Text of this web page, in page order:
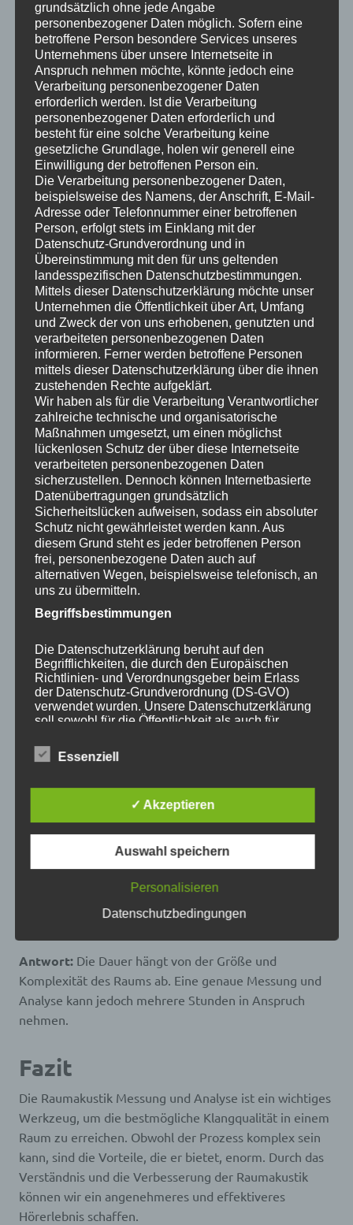
vornehmen, um ein klareres und angenehmeres
Hörerlebnis zu schaffen. Zum Beispiel kann in einem
Aufnahmestudio die Platzierung von
Schalldämmmaterialien auf der Grundlage der
Raumakustikanalyse optimiert werden. In einem
Heimkino kann die Position der Lautsprecher für den
bestmöglichen Klang angepasst werden.
Wie wird eine Raumakustik
Messung und Analyse
durchgeführt?
Die Messung und Analyse der Raumakustik umfasst
mehrere Schritte. Zunächst wird ein spezieller
Lautsprecher, bekannt als Dodekaeder-Lautsprecher, in
dem Raum platziert und ein Schallimpuls ausgesandt.
Dieser Schallimpuls breitet sich im Raum aus und
interagiert mit den verschiedenen Oberflächen.
Mithilfe eines Messmikrofons und spezieller Software
wird die Reaktion des Raums auf den Schallimpuls
aufgezeichnet. Die Software analysiert dann diese
Daten und erstellt ein genaues Bild von der
Raumakustik.
Häufig gestellte Fragen
(FAQs)
Frage: Ist die Raumakustik Messung und Analyse nur
für professionelle Studios relevant?
Antwort:Nein. Jeder Raum, in dem Klang eine Rolle
Analyse profitieren. Das kann ein Heimkino, ein
Klassenzimmer, ein Büro oder sogar ein
Freiluftkonzertplatz sein.
Frage:Wie oft sollte eine Raumakustik Messung und
Antwort:Eine einmalige Messung und Analyse kann
Raumakustik zu verstehen. Allerdings sollten bei
wesentlichen Änderungen am Raum, wie zum Beispiel
dem Hinzufügen oder Entfernen von Möbeln oder dem
Ändern der Raumform, weitere Messungen
durchgeführt werden.
Wie lange dauert eine Raumakustik Messung
Antwort: Die Dauer hängt von der Größe und
Komplexität des Raums ab. Eine genaue Messung und
Analyse kann jedoch mehrere Stunden in Anspruch
nehmen.
Fazit
Die Raumakustik Messung und Analyse ist ein wichtiges
Werkzeug, um die bestmögliche Klangqualität in einem
Raum zu erreichen. Obwohl der Prozess komplex sein
kann, sind die Vorteile, die er bietet, enorm. Durch das
Verständnis und die Verbesserung der Raumakustik
können wir ein angenehmeres und effektiveres
Hörerlebnis schaffen.
grundsätzlich ohne jede Angabe
personenbezogener Daten möglich. Sofern eine
betroffene Person besondere Services unseres
Unternehmens über unsere Internetseite in
Anspruch nehmen möchte, könnte jedoch eine
Verarbeitung personenbezogener Daten
erforderlich werden. Ist die Verarbeitung
personenbezogener Daten erforderlich und
besteht für eine solche Verarbeitung keine
gesetzliche Grundlage, holen wir generell eine
Einwilligung der betroffenen Person ein.
Die Verarbeitung personenbezogener Daten,
beispielsweise des Namens, der Anschrift, E-Mail-
Adresse oder Telefonnummer einer betroffenen
Person, erfolgt stets im Einklang mit der
Datenschutz-Grundverordnung und in
Übereinstimmung mit den für uns geltenden
landesspezifischen Datenschutzbestimmungen.
Mittels dieser Datenschutzerklärung möchte unser
Unternehmen die Öffentlichkeit über Art, Umfang
und Zweck der von uns erhobenen, genutzten und
verarbeiteten personenbezogenen Daten
informieren. Ferner werden betroffene Personen
mittels dieser Datenschutzerklärung über die ihnen
zustehenden Rechte aufgeklärt.
Wir haben als für die Verarbeitung Verantwortlicher
zahlreiche technische und organisatorische
Maßnahmen umgesetzt, um einen möglichst
lückenlosen Schutz der über diese Internetseite
verarbeiteten personenbezogenen Daten
sicherzustellen. Dennoch können Internetbasierte
Datenübertragungen grundsätzlich
Sicherheitslücken aufweisen, sodass ein absoluter
Schutz nicht gewährleistet werden kann. Aus
diesem Grund steht es jeder betroffenen Person
frei, personenbezogene Daten auch auf
alternativen Wegen, beispielsweise telefonisch, an
uns zu übermitteln.
Begriffsbestimmungen
Die Datenschutzerklärung beruht auf den
Begrifflichkeiten, die durch den Europäischen
Richtlinien- und Verordnungsgeber beim Erlass
der Datenschutz-Grundverordnung (DS-GVO)
verwendet wurden. Unsere Datenschutzerklärung
soll sowohl für die Öffentlichkeit als auch für
lesbar und verständlich sein. Um dies zu
gewährleisten, möchten wir vorab die verwendeten
Wir verwenden in dieser Datenschutzerklärung
unter anderem die folgenden Begriffe:
a) personenbezogene Daten
Personenbezogene Daten sind alle Informationen,
die sich auf eine identifizierte oder identifizierbare
natürliche Person (im Folgenden „betroffene
Person") beziehen. Als identifizierbar wird eine
indirekt, insbesondere mittels Zuordnung zu einer
Kennung wie einem Namen, zu einer
Kennnummer, zu Standortdaten, zu einer Online-
Kennung oder zu einem oder mehreren
besonderen Merkmalen, die Ausdruck der
sozialen Identität dieser natürlichen Person sind,
identifiziert werden kann.
b) betroffene Person
Betroffene Person ist jede identifizierte oder
identifizierbare natürliche Person, deren
personenbezogene Daten von dem für die
Verarbeitung Verantwortlichen verarbeitet werden.
Essenziell
✓ Akzeptieren
Auswahl speichern
Personalisieren
Datenschutzbedingungen